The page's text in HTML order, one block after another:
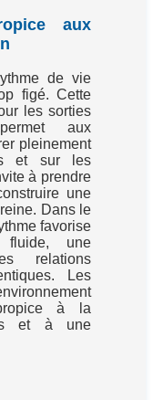
aux
de vie
figé. Cette
les sorties
aux
pleinement
et sur les
à prendre
une
Dans le
favorise
fluide, une
relations
Les
à la
et à une